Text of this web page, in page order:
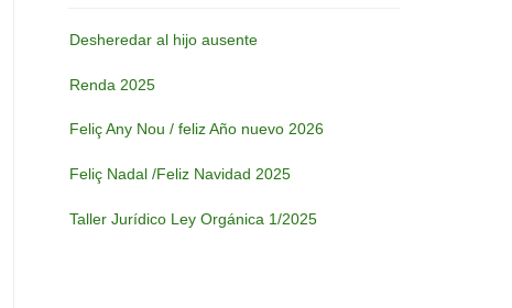
Desheredar al hijo ausente
Renda 2025
Feliç Any Nou / feliz Año nuevo 2026
Feliç Nadal /Feliz Navidad 2025
Taller Jurídico Ley Orgánica 1/2025